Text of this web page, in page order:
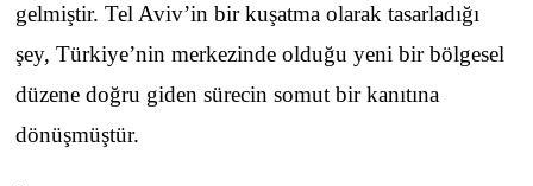
gelmiştir. Tel Aviv’in bir kuşatma olarak tasarladığı
şey, Türkiye’nin merkezinde olduğu yeni bir bölgesel
düzene doğru giden sürecin somut bir kanıtına
dönüşmüştür.